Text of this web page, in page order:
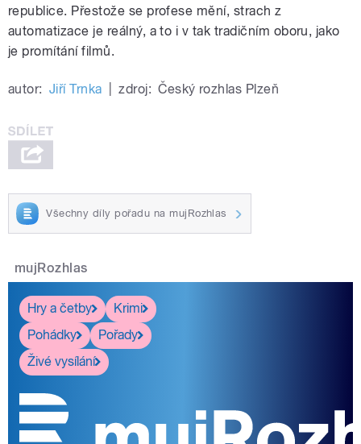
republice. Přestože se profese mění, strach z
automatizace je reálný, a to i v tak tradičním oboru, jako
je promítání filmů.
autor: Jiří Trnka zdroj: Český rozhlas Plzeň
Všechny díly pořadu na mujRozhlas
mujRozhlas
Hry a četby
Krimi
Pohádky
Pořady
Živé vysílání